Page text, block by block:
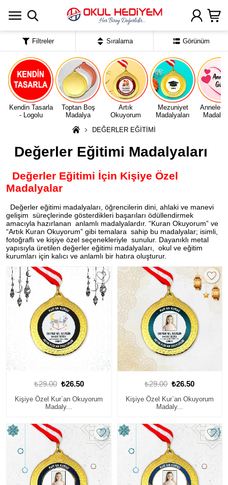
Kendin Tasarla
- Logolu
Toptan Boş
Madalya
Artık
Okuyorum
Mezuniyet
Madalyaları
Anneler
DEĞERLER EĞİTİMİ
Değerler Eğitimi Madalyaları
Değerler Eğitimi İçin Kişiye Özel
Madalyalar
Değerler eğitimi madalyaları, öğrencilerin dini, ahlaki ve manevi
gelişim süreçlerinde gösterdikleri başarıları ödüllendirmek
amacıyla hazırlanan anlamlı madalyalardır. “Kuran Okuyorum” ve
“Artık Kuran Okuyorum” gibi temalara sahip bu madalyalar; isimli,
fotoğraflı ve kişiye özel seçenekleriyle sunulur. Dayanıklı metal
yapısıyla üretilen değerler eğitimi madalyaları, okul ve eğitim
kurumları için kalıcı ve anlamlı bir hatıra oluşturur.
₺29.00 ₺26.50
Kişiye Özel Kur`an Okuyorum
Madaly...
₺29.00 ₺26.50
Kişiye Özel Kur`an Okuyorum
Madaly...
Filtreler Sıralama Görünüm
Uygulamada Aç